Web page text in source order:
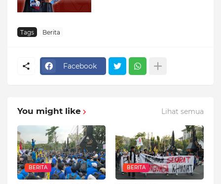
Tags Berita
Facebook
You might like Lihat semua
BERITA BERITA